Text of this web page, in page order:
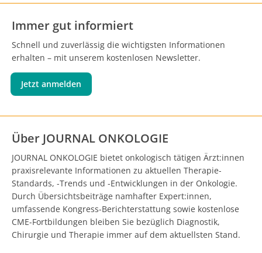
Immer gut informiert
Schnell und zuverlässig die wichtigsten Informationen
erhalten – mit unserem kostenlosen Newsletter.
Jetzt anmelden
Über JOURNAL ONKOLOGIE
JOURNAL ONKOLOGIE bietet onkologisch tätigen Ärzt:innen
praxisrelevante Informationen zu aktuellen Therapie-
Standards, -Trends und -Entwicklungen in der Onkologie.
Durch Übersichtsbeiträge namhafter Expert:innen,
umfassende Kongress-Berichterstattung sowie kostenlose
CME-Fortbildungen bleiben Sie bezüglich Diagnostik,
Chirurgie und Therapie immer auf dem aktuellsten Stand.